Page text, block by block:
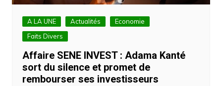
A LA UNE Actualités
Economie
Faits Divers
Affaire SENE INVEST : Adama Kanté
sort du silence et promet de
rembourser ses investisseurs